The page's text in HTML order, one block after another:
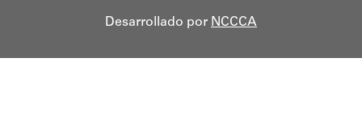
Desarrollado por NCCCA